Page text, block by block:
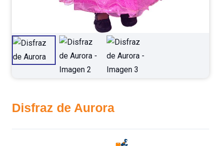
Disfraz de Aurora